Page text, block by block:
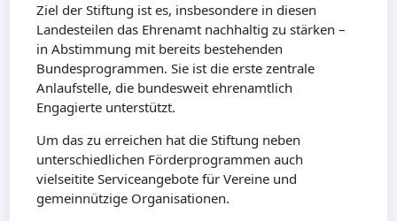
Ziel der Stiftung ist es, insbesondere in diesen
Landesteilen das Ehrenamt nachhaltig zu stärken –
in Abstimmung mit bereits bestehenden
Bundesprogrammen. Sie ist die erste zentrale
Anlaufstelle, die bundesweit ehrenamtlich
Engagierte unterstützt.
Um das zu erreichen hat die Stiftung neben
unterschiedlichen Förderprogrammen auch
vielseitite Serviceangebote für Vereine und
gemeinnützige Organisationen.